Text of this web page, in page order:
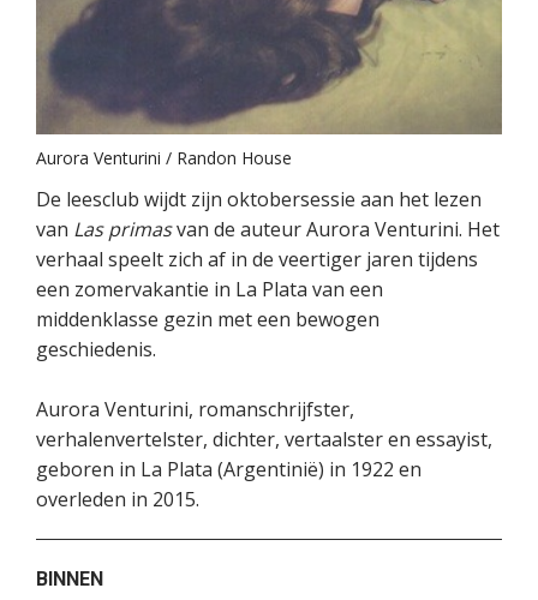
Aurora Venturini / Randon House
De leesclub wijdt zijn oktobersessie aan het lezen
van Las primasvan de auteur Aurora Venturini. Het
verhaal speelt zich af in de veertiger jaren tijdens
een zomervakantie in La Plata van een
middenklasse gezin met een bewogen
geschiedenis.
Aurora Venturini, romanschrijfster,
verhalenvertelster, dichter, vertaalster en essayist,
geboren in La Plata (Argentinië) in 1922 en
overleden in 2015.
BINNEN